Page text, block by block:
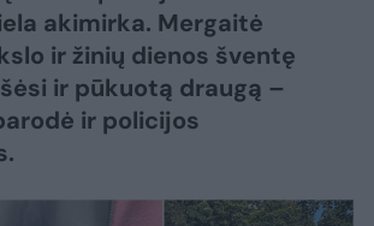
akimirka. Mergaitė
ir žinių dienos šventę
ir pūkuotą draugą –
ir policijos